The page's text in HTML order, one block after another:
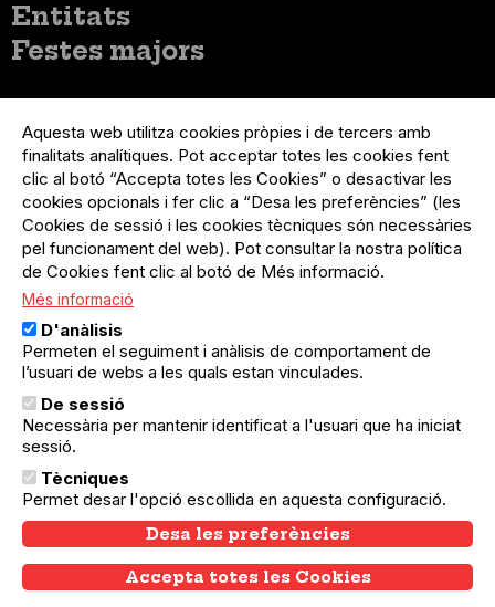
Entitats
Festes majors
del
compte
d'usuari
Menú
usuari
no
loggat
Registre organització
Menú
Peu
Sobre el projecte
Preguntes freqüents
Contacte
Menú
Legal
Política de privacitat
Avís legal
Política de cookies
El Quèdequè no es fa responsable de les activitats
programades; en són responsables els col·lectius
organitzadors.
© Quedequè, 2025
Aquesta web utilitza cookies pròpies i de tercers amb
finalitats analítiques. Pot acceptar totes les cookies fent
clic al botó “Accepta totes les Cookies” o desactivar les
cookies opcionals i fer clic a “Desa les preferències” (les
Cookies de sessió i les cookies tècniques són necessàries
pel funcionament del web). Pot consultar la nostra política
de Cookies fent clic al botó de Més informació.
Més informació
D'anàlisis
Permeten el seguiment i anàlisis de comportament de
l’usuari de webs a les quals estan vinculades.
De sessió
Necessària per mantenir identificat a l'usuari que ha iniciat
sessió.
Tècniques
Permet desar l'opció escollida en aquesta configuració.
Desa les preferències
Accepta totes les Cookies
Withdraw consent